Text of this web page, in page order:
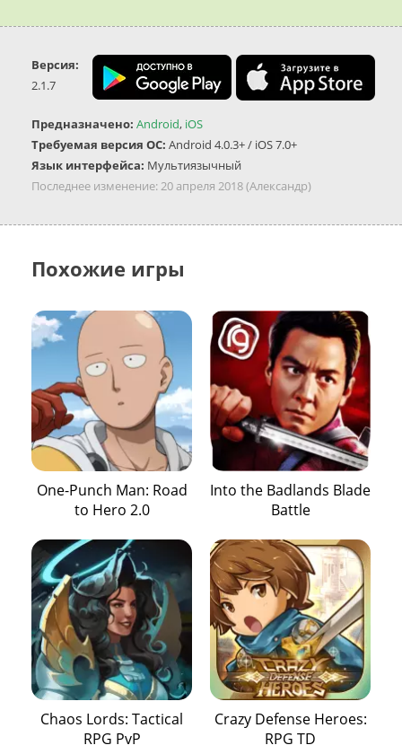
Версия:
2.1.7
Предназначено: Android, iOS
Требуемая версия ОС: Android 4.0.3+ / iOS 7.0+
Язык интерфейса: Мультиязычный
Последнее изменение:20 апреля 2018(Александр)
Похожие игры
One-Punch Man: Road
to Hero 2.0
Into the Badlands Blade
Battle
Chaos Lords: Tactical
RPG PvP
Crazy Defense Heroes:
RPG TD